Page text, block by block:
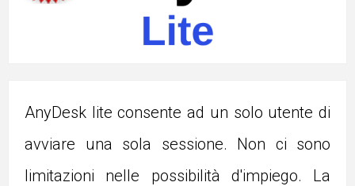
AnyDesk lite consente ad un solo utente di
avviare una sola sessione. Non ci sono
limitazioni nelle possibilità d'impiego. La